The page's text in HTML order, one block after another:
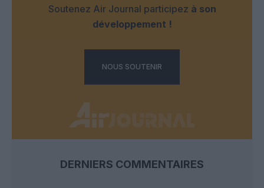
Soutenez Air Journal participez à son
développement !
NOUS SOUTENIR
DERNIERS COMMENTAIRES